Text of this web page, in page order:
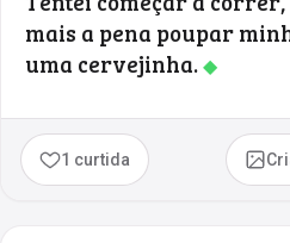
mais a pena poupar
uma cervejinha.◆
1 curtida